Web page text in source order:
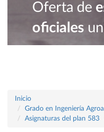
Oferta de
oficiales
Inicio
Grado en Ingeniería
Asignaturas del plan 583